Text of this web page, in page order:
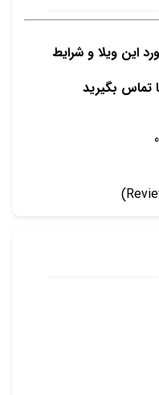
این ویلا و شرایط
تماس بگیرید